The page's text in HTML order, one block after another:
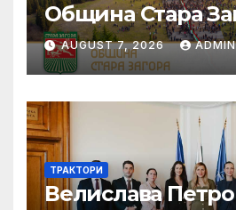
Община Стара
AUGUST 7, 2026 ADMIN
ТРАКТОРИ
Велислава